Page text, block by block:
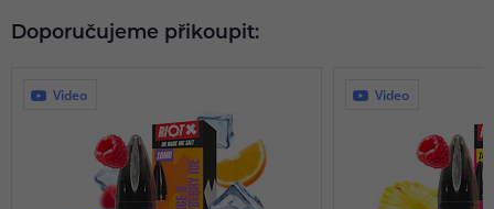
Doporučujeme přikoupit:
Video Video